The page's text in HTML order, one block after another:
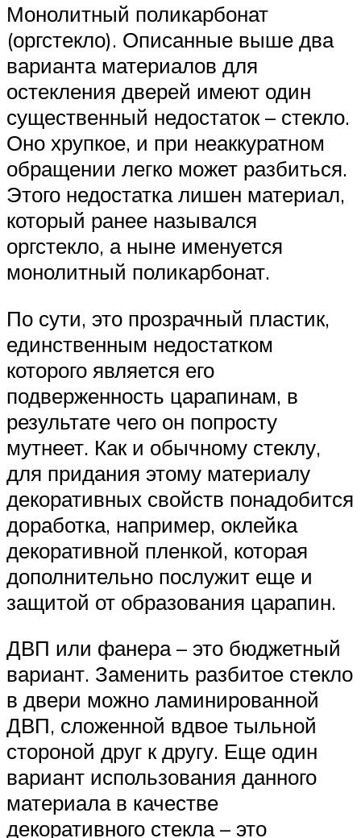
Монолитный поликарбонат
(оргстекло). Описанные выше два
варианта материалов для
остекления дверей имеют один
существенный недостаток – стекло.
Оно хрупкое, и при неаккуратном
обращении легко может разбиться.
Этого недостатка лишен материал,
который ранее назывался
оргстекло, а ныне именуется
монолитный поликарбонат.
По сути, это прозрачный пластик,
единственным недостатком
которого является его
подверженность царапинам, в
результате чего он попросту
мутнеет. Как и обычному стеклу,
для придания этому материалу
декоративных свойств понадобится
доработка, например, оклейка
декоративной пленкой, которая
дополнительно послужит еще и
защитой от образования царапин.
ДВП или фанера – это бюджетный
вариант. Заменить разбитое стекло
в двери можно ламинированной
ДВП, сложенной вдвое тыльной
стороной друг к другу. Еще один
вариант использования данного
материала в качестве
декоративного стекла – это